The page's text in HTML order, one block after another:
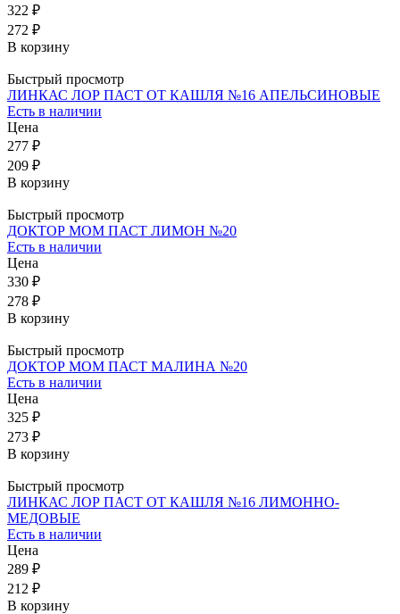
322 ₽
272 ₽
В корзину
Быстрый просмотр
ЛИНКАС ЛОР ПАСТ ОТ КАШЛЯ №16 АПЕЛЬСИНОВЫЕ
Есть в наличии
Цена
277 ₽
209 ₽
В корзину
Быстрый просмотр
ДОКТОР МОМ ПАСТ ЛИМОН №20
Есть в наличии
Цена
330 ₽
278 ₽
В корзину
Быстрый просмотр
ДОКТОР МОМ ПАСТ МАЛИНА №20
Есть в наличии
Цена
325 ₽
273 ₽
В корзину
Быстрый просмотр
ЛИНКАС ЛОР ПАСТ ОТ КАШЛЯ №16 ЛИМОННО-
МЕДОВЫЕ
Есть в наличии
Цена
289 ₽
212 ₽
В корзину